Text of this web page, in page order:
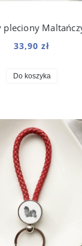
33,90 zł
Do koszyka